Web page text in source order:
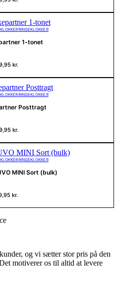
RINGEKLOKKER
1-tonet
kr.
RINGEKLOKKER
Posttragt
kr.
RINGEKLOKKER
MINI Sort (bulk)
kr.
og vi sætter stor pris på den
motiverer os til altid at levere